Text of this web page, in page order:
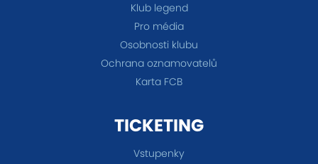
Klub legend
Pro média
Osobnosti klubu
Ochrana oznamovatelů
Karta FCB
TICKETING
Vstupenky